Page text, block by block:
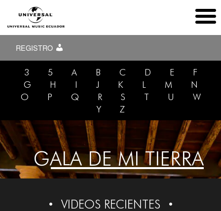
REGISTRO
3 5 A B C D E
F
G
H I J K L M
N
O
P Q R S T U
W
Y
Z
GALA DE MI TIERRA
VIDEOS RECIENTES